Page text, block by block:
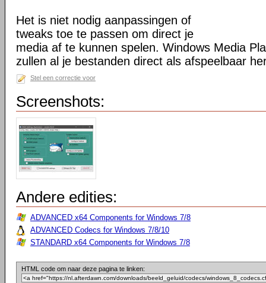
Het is niet nodig aanpassingen of
tweaks toe te passen om direct je
media af te kunnen spelen. Windows Media
zullen al je bestanden direct als afspeelbaar
Stel een correctie voor
Screenshots:
Andere edities:
ADVANCED x64 Components for Windows 7/8
ADVANCED Codecs for Windows 7/8/10
STANDARD x64 Components for Windows 7/8
HTML code om naar deze pagina te linken: